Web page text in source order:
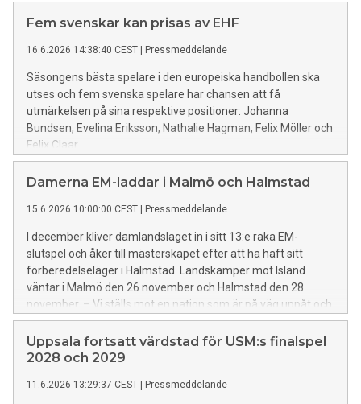
Fem svenskar kan prisas av EHF
16.6.2026 14:38:40 CEST | Pressmeddelande
Säsongens bästa spelare i den europeiska handbollen ska
utses och fem svenska spelare har chansen att få
utmärkelsen på sina respektive positioner: Johanna
Bundsen, Evelina Eriksson, Nathalie Hagman, Felix Möller och
Felix Claar.
Damerna EM-laddar i Malmö och Halmstad
15.6.2026 10:00:00 CEST | Pressmeddelande
I december kliver damlandslaget in i sitt 13:e raka EM-
slutspel och åker till mästerskapet efter att ha haft sitt
förberedelseläger i Halmstad. Landskamper mot Island
väntar i Malmö den 26 november och Halmstad den 28
november. – Vi ställs mot en nation som är på väg uppåt och
som blivit en regelbunden deltagare i EM och VM, säger
förbundskaptenen Tomas Axnér.
Uppsala fortsatt värdstad för USM:s finalspel
2028 och 2029
11.6.2026 13:29:37 CEST | Pressmeddelande